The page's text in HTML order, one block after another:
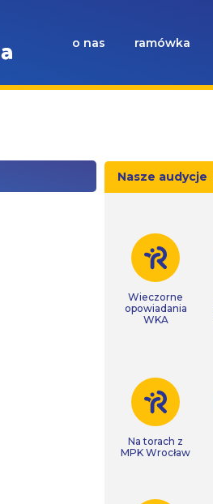
o nas ramówka
Nasze audycje
Wieczorne
opowiadania
WKA
Na torach z
MPK Wrocław